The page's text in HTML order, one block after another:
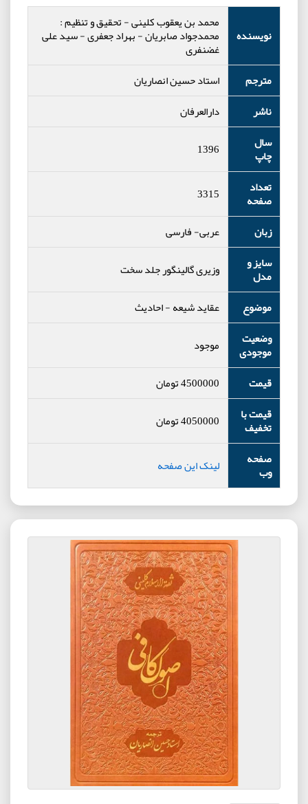
نویسنده
محمد بن یعقوب کلینی-تحقیق و تنظیم :
محمدجواد صابریان-بهراد جعفری-سید علی
غضنفری
مترجم
استاد حسین انصاریان
ناشر
دارالعرفان
سال
چاپ
1396
تعداد
صفحه
3315
زبان
عربی- فارسی
سایز و
مدل
وزیری گالینگور جلد سخت
موضوع
عقاید شیعه-احادیث
وضعیت
موجودی
موجود
قیمت
4500000تومان
قیمت با
تخفیف 4050000تومان
صفحه
وب لینک این صفحه